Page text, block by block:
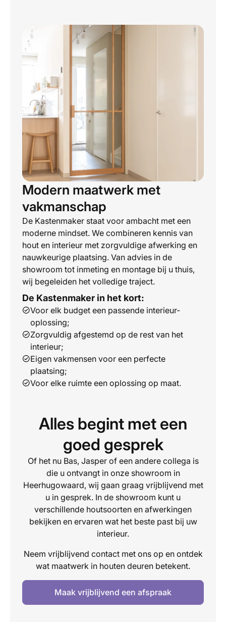
Modern maatwerk met
vakmanschap
De Kastenmaker staat voor ambacht met een
moderne mindset. We combineren kennis van
hout en interieur met zorgvuldige afwerking en
nauwkeurige plaatsing. Van advies in de
showroom tot inmeting en montage bij u thuis,
wij begeleiden het volledige traject.
De Kastenmaker in het kort:
Voor elk budget een passende interieur-
oplossing;
Zorgvuldig afgestemd op de rest van het
interieur;
Eigen vakmensen voor een perfecte
plaatsing;
Voor elke ruimte een oplossing op maat.
Alles begint met een
goed gesprek
Of het nu Bas, Jasper of een andere collega is
die u ontvangt in onze showroom in
Heerhugowaard, wij gaan graag vrijblijvend met
u in gesprek. In de showroom kunt u
verschillende houtsoorten en afwerkingen
bekijken en ervaren wat het beste past bij uw
interieur.
Neem vrijblijvend contact met ons op en ontdek
wat maatwerk in houten deuren betekent.
Maak vrijblijvend een afspraak